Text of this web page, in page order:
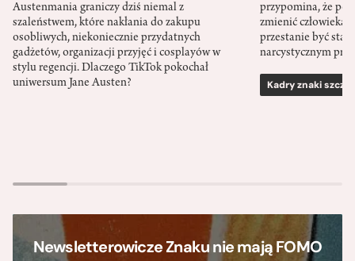
Austenmania graniczy dziś niemal z
szaleństwem, które nakłania do zakupu
osobliwych, niekoniecznie przydatnych
gadżetów, organizacji przyjęć i cosplayów w
stylu regencji. Dlaczego TikTok pokochał
uniwersum Jane Austen?
przypomina, że
zmienić człowieka
przestanie być
narcystycznym
Kadry znaki
Newsletterowicze Znaku nie mają FOMO